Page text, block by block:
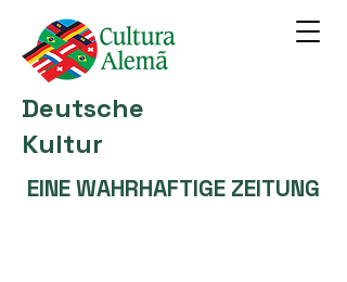
Deutsche
Kultur
EINE WAHRHAFTIGE ZEITUNG